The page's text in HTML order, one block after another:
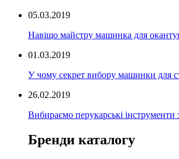
05.03.2019
Навіщо майстру машинка для
01.03.2019
У чому секрет вибору машинки для
26.02.2019
Вибираємо перукарські інструменти
Бренди каталогу